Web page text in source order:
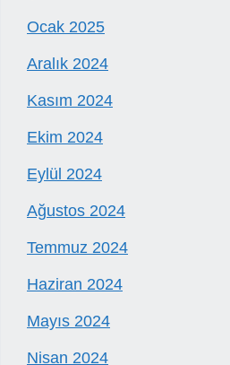
Ocak 2025
Aralık 2024
Kasım 2024
Ekim 2024
Eylül 2024
Ağustos 2024
Temmuz 2024
Haziran 2024
Mayıs 2024
Nisan 2024